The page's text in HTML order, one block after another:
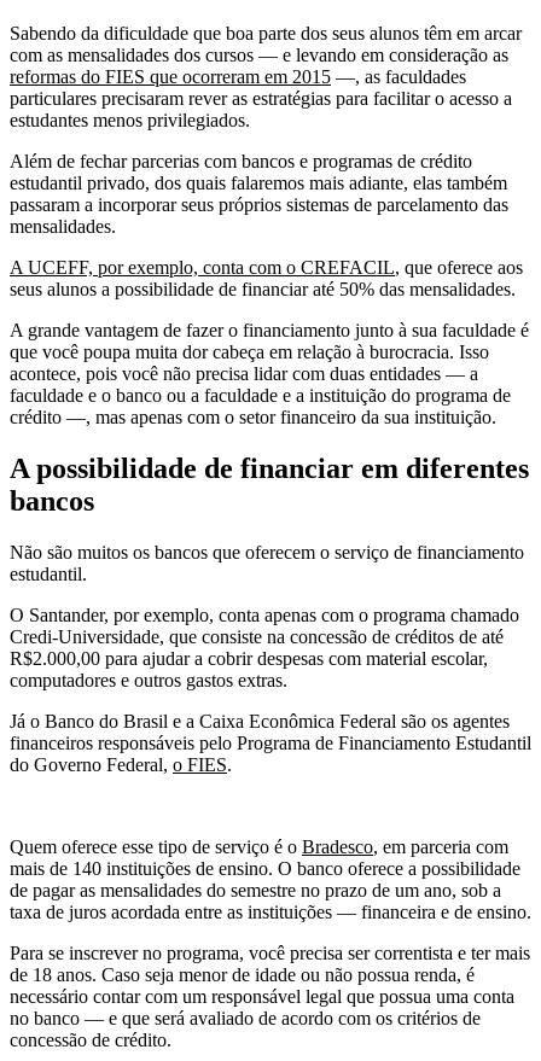
Sabendo da dificuldade que boa parte dos seus alunos têm em arcar
com as mensalidades dos cursos — e levando em consideração as
reformas do FIES que ocorreram em 2015 —, as faculdades
particulares precisaram rever as estratégias para facilitar o acesso a
estudantes menos privilegiados.
Além de fechar parcerias com bancos e programas de crédito
estudantil privado, dos quais falaremos mais adiante, elas também
passaram a incorporar seus próprios sistemas de parcelamento das
mensalidades.
A UCEFF, por exemplo, conta com o CREFACIL, que oferece aos
seus alunos a possibilidade de financiar até 50% das mensalidades.
A grande vantagem de fazer o financiamento junto à sua faculdade é
que você poupa muita dor cabeça em relação à burocracia. Isso
acontece, pois você não precisa lidar com duas entidades — a
faculdade e o banco ou a faculdade e a instituição do programa de
crédito —, mas apenas com o setor financeiro da sua instituição.
A possibilidade de financiar em diferentes
bancos
Não são muitos os bancos que oferecem o serviço de financiamento
estudantil.
O Santander, por exemplo, conta apenas com o programa chamado
Credi-Universidade, que consiste na concessão de créditos de até
R$2.000,00 para ajudar a cobrir despesas com material escolar,
computadores e outros gastos extras.
Já o Banco do Brasil e a Caixa Econômica Federal são os agentes
financeiros responsáveis pelo Programa de Financiamento Estudantil
do Governo Federal, o FIES.
Quem oferece esse tipo de serviço é o Bradesco, em parceria com
mais de 140 instituições de ensino. O banco oferece a possibilidade
de pagar as mensalidades do semestre no prazo de um ano, sob a
taxa de juros acordada entre as instituições — financeira e de ensino.
Para se inscrever no programa, você precisa ser correntista e ter mais
de 18 anos. Caso seja menor de idade ou não possua renda, é
necessário contar com um responsável legal que possua uma conta
no banco — e que será avaliado de acordo com os critérios de
concessão de crédito.